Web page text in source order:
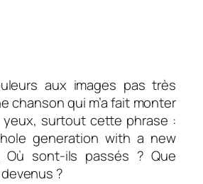
aux images pas très
chanson qui m’a fait monter
yeux, surtout cette phrase :
generation with a new
Où sont-ils passés ? Que
?